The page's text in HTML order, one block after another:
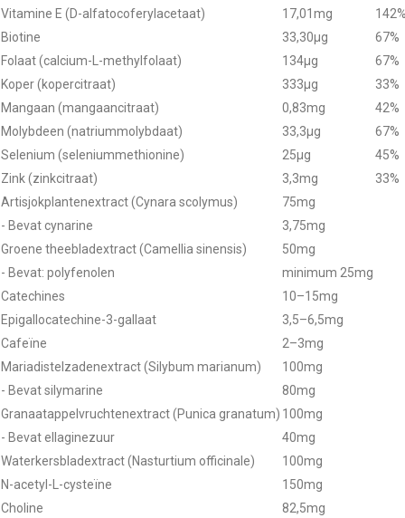
Vitamine E (D-alfatocoferylacetaat)
17,01mg
Biotine
33,30µg
67%
Folaat (calcium-L-methylfolaat)
134µg
67%
Koper (kopercitraat)
333µg
33%
Mangaan (mangaancitraat)
0,83mg
42%
Molybdeen (natriummolybdaat)
33,3µg
67%
Selenium (seleniummethionine)
25µg
45%
Zink (zinkcitraat)
3,3mg
33%
Artisjokplantenextract (Cynara scolymus)
75mg
- Bevat cynarine
3,75mg
Groene theebladextract (Camellia sinensis)
50mg
- Bevat: polyfenolen
minimum 25mg
Catechines
10–15mg
Epigallocatechine-3-gallaat
3,5–6,5mg
Cafeïne
2–3mg
Mariadistelzadenextract (Silybum marianum)
100mg
- Bevat silymarine
80mg
Granaatappelvruchtenextract (Punica granatum) 100mg
- Bevat ellaginezuur
40mg
Waterkersbladextract (Nasturtium officinale)
100mg
N-acetyl-L-cysteïne
150mg
Choline
82,5mg